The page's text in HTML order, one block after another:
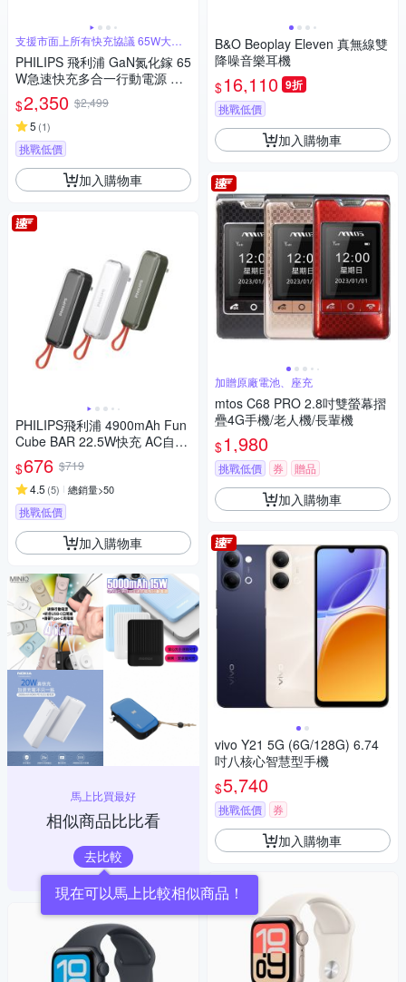
支援市面上所有快充協議 65W大功
率輸出
PHILIPS 飛利浦 GaN氮化鎵 65
W急速快充多合一行動電源 DL
P6350C (具Wh標示_53.65Wh)
$2,350 $2,499
5 (1)
挑戰低價
加入購物車
PHILIPS飛利浦 4900mAh Fun
Cube BAR 22.5W快充 AC自帶
線 Type-C線行動電源 DLP520
1C 17.88Wh_具Wh標示
$676 $719
4.5 (5) 總銷量>50
挑戰低價
加入購物車
馬上比買最好
相似商品比比看
去比較
現在可以馬上比較相似商品！
B&O Beoplay Eleven 真無線雙
降噪音樂耳機
$16,110 9折
挑戰低價
加入購物車
加贈原廠電池、座充
mtos C68 PRO 2.8吋雙螢幕摺
疊4G手機/老人機/長輩機
$1,980
挑戰低價 券 贈品
加入購物車
vivo Y21 5G (6G/128G) 6.74
吋八核心智慧型手機
$5,740
挑戰低價 券
加入購物車